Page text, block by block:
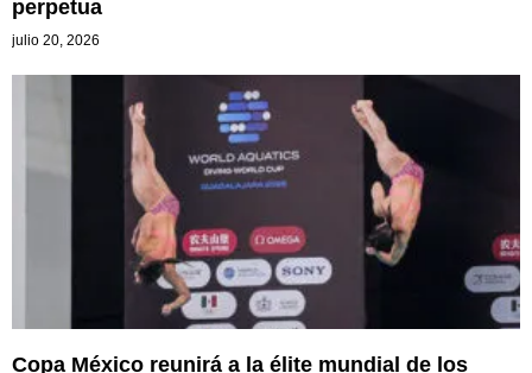
julio 20, 2026
Copa México reunirá a la élite mundial de los
clavados en Jalisco